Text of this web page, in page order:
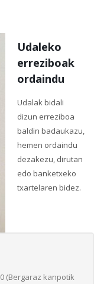
Udaleko
erreziboak
ordaindu
Udalak bidali
dizun erreziboa
baldin badaukazu,
hemen ordaindu
dezakezu, dirutan
edo banketxeko
txartelaren bidez.
(Bergaraz kanpotik